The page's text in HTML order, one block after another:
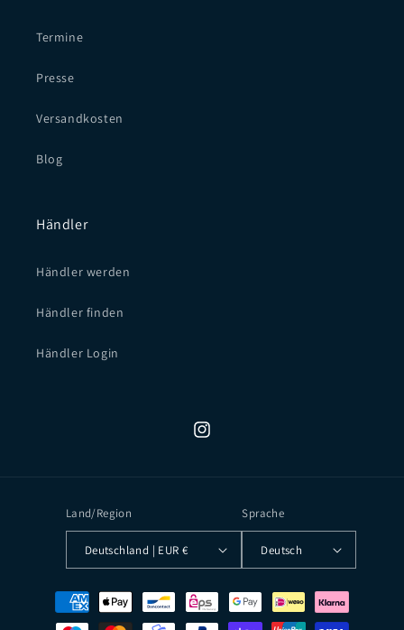
Termine
Presse
Versandkosten
Blog
Händler
Händler werden
Händler finden
Händler Login
Instagram
Land/Region
Deutschland | EUR €
Sprache
Deutsch
Zahlungsmethoden